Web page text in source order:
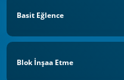
Basit Eğlence
Blok İnşaa Etme